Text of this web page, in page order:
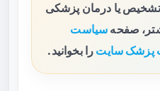
یا درمان پزشکی
صفحه سیاست
پزشک سایت را بخوانید.